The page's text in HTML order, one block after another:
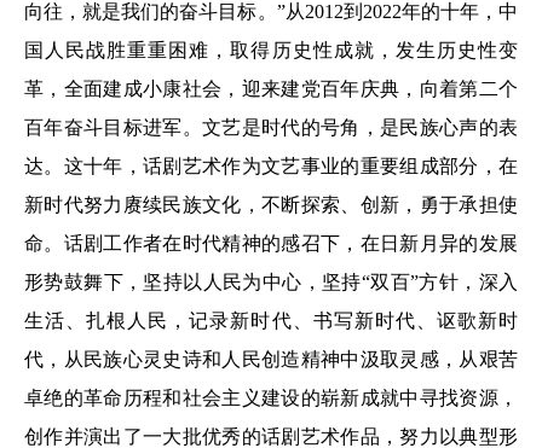
向往，就是我们的奋斗目标。”从2012到2022年的十年，中
国人民战胜重重困难，取得历史性成就，发生历史性变
革，全面建成小康社会，迎来建党百年庆典，向着第二个
百年奋斗目标进军。文艺是时代的号角，是民族心声的表
达。这十年，话剧艺术作为文艺事业的重要组成部分，在
新时代努力赓续民族文化，不断探索、创新，勇于承担使
命。话剧工作者在时代精神的感召下，在日新月异的发展
形势鼓舞下，坚持以人民为中心，坚持“双百”方针，深入
生活、扎根人民，记录新时代、书写新时代、讴歌新时
代，从民族心灵史诗和人民创造精神中汲取灵感，从艰苦
卓绝的革命历程和社会主义建设的崭新成就中寻找资源，
创作并演出了一大批优秀的话剧艺术作品，努力以典型形